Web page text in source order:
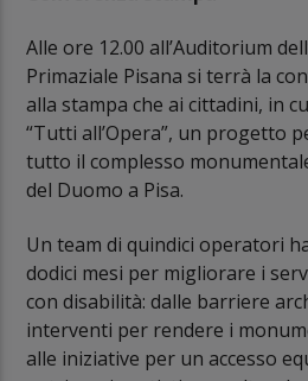
Alle ore 12.00 all’Auditorium
Primaziale Pisana si terrà la
alla stampa che ai cittadini, in
“Tutti all’Opera”, un progetto
tutto il complesso
del Duomo a Pisa.
Un team di quindici operatori
dodici mesi per migliorare i
con disabilità: dalle barriere
interventi per rendere i
alle iniziative per un accesso